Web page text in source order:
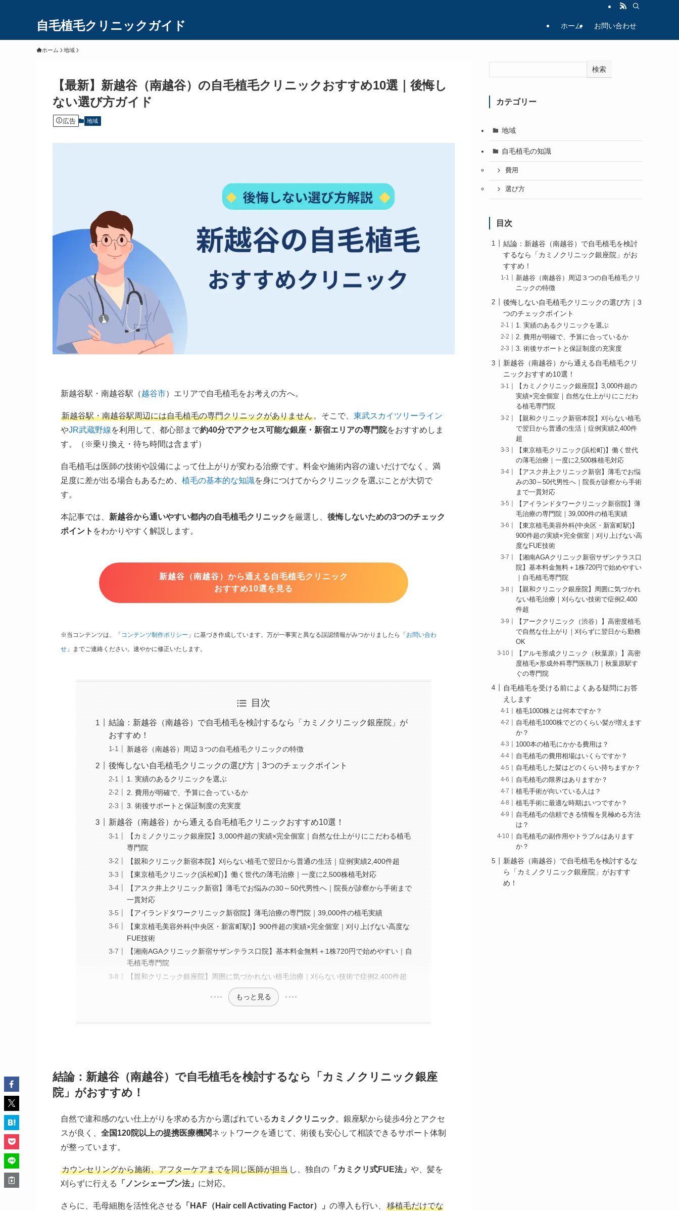
自毛植毛クリニックガイド ホーム お問い合わせ
ホーム 地域
【最新】新越谷（南越谷）の自毛植毛クリニックおすすめ10選｜後悔し
ない選び方ガイド
広告 地域
新越谷駅・南越谷駅（越谷市）エリアで自毛植毛をお考えの方へ。
新越谷駅・南越谷駅周辺には自毛植毛の専門クリニックがありません 。そこで、 東武スカイツリーライン
やJR武蔵野線を利用して、都心部まで約40分でアクセス可能な銀座 ・新宿エリアの専門院をおすすめしま
す。（※乗り換え・待ち時間は含まず）
自毛植毛は医師の技術や設備によって仕上がりが変わる治療です。料金や施術内容の違いだけでなく、満
足度に差が出る場合もあるため、 植毛の基本的な知識を身につけてからクリニックを選ぶことが大切で
す。
本記事では、 新越谷から通いやすい都内の自毛植毛クリニック を厳選し、 後悔しないための3つのチェック
ポイント をわかりやすく解説します。
新越谷（南越谷）から通える自毛植毛クリニック
おすすめ10選を見る
※当コンテンツは、「 コンテンツ制作ポリシー 」に基づき作成しています。万が一事実と異なる誤認情報がみつかりましたら「 お問い合わ
せ 」までご連絡ください。速やかに修正いたします。
目次
結論：新越谷（南越谷）で自毛植毛を検討するなら「カミノクリニック銀座院」が
おすすめ！
新越谷（南越谷）周辺３つの自毛植毛クリニックの特徴
後悔しない自毛植毛クリニックの選び方｜3つのチェックポイント
1. 実績のあるクリニックを選ぶ
2. 費用が明確で、予算に合っているか
3. 術後サポートと保証制度の充実度
新越谷（南越谷）から通える自毛植毛クリニックおすすめ10選！
【カミノクリニック銀座院】3,000件超の実績×完全個室｜自然な仕上がりにこだわる植毛
専門院
【親和クリニック新宿本院】刈らない植毛で翌日から普通の生活｜症例実績2,400件超
【東京植毛クリニック(浜松町)】働く世代の薄毛治療｜一度に2,500株植毛対応
【アスク井上クリニック新宿】薄毛でお悩みの30～50代男性へ｜院長が診察から手術まで
一貫対応
【アイランドタワークリニック新宿院】薄毛治療の専門院｜39,000件の植毛実績
【東京植毛美容外科(中央区・新富町駅)】900件超の実績×完全個室｜刈り上げない高度な
FUE技術
【湘南AGAクリニック新宿サザンテラス口院】基本料金無料＋1株720円で始めやすい｜自
毛植毛専門院
【親和クリニック銀座院】周囲に気づかれない植毛治療｜刈らない技術で症例2,400件超
もっと見る
結論：新越谷（南越谷）で自毛植毛を検討するなら「カミノクリニック銀座
院」がおすすめ！
自然で違和感のない仕上がりを求める方から選ばれている カミノクリニック 。銀座駅から徒歩4分とアクセ
スが良く、 全国120院以上の提携医療機関ネットワークを通じて、術後も安心して相談できるサポート体制
が整っています。
カウンセリングから施術、アフターケアまでを同じ医師が担当 し、独自の 「カミクリ式FUE法」 や、髪を
刈らずに行える
「ノンシェーブン法」 に対応。
さらに、毛母細胞を活性化させる 「HAF（Hair cell Activating Factor）」 の導入も行い、
移植毛だけでな
検索
カテゴリー
地域
自毛植毛の知識
費用
選び方
目次
結論：新越谷（南越谷）で自毛植毛を検討
するなら「カミノクリニック銀座院」がお
すすめ！
新越谷（南越谷）周辺３つの自毛植毛クリ
ニックの特徴
後悔しない自毛植毛クリニックの選び方｜3
つのチェックポイント
1. 実績のあるクリニックを選ぶ
2. 費用が明確で、予算に合っているか
3. 術後サポートと保証制度の充実度
新越谷（南越谷）から通える自毛植毛クリ
ニックおすすめ10選！
【カミノクリニック銀座院】3,000件超の
実績×完全個室｜自然な仕上がりにこだわ
る植毛専門院
【親和クリニック新宿本院】刈らない植毛
で翌日から普通の生活｜症例実績2,400件
超
【東京植毛クリニック(浜松町)】働く世代
の薄毛治療｜一度に2,500株植毛対応
【アスク井上クリニック新宿】薄毛でお悩
みの30～50代男性へ｜院長が診察から手術
まで一貫対応
【アイランドタワークリニック新宿院】薄
毛治療の専門院｜39,000件の植毛実績
【東京植毛美容外科(中央区・新富町駅)】
900件超の実績×完全個室｜刈り上げない高
度なFUE技術
【湘南AGAクリニック新宿サザンテラス口
院】基本料金無料＋1株720円で始めやすい
｜自毛植毛専門院
【親和クリニック銀座院】周囲に気づかれ
ない植毛治療｜刈らない技術で症例2,400
件超
【アーククリニック（渋谷）】高密度植毛
で自然な仕上がり｜刈らずに翌日から勤務
OK
【アルモ形成クリニック（秋葉原）】高密
度植毛×形成外科専門医執刀｜秋葉原駅す
ぐの専門院
自毛植毛を受ける前によくある疑問にお答
えします
植毛1000株とは何本ですか？
自毛植毛1000株でどのくらい髪が増えます
か？
1000本の植毛にかかる費用は？
自毛植毛の費用相場はいくらですか？
自毛植毛した髪はどのくらい持ちますか？
自毛植毛の限界はありますか？
植毛手術が向いている人は？
植毛手術に最適な時期はいつですか？
自毛植毛の信頼できる情報を見極める方法
は？
自毛植毛の副作用やトラブルはあります
か？
新越谷（南越谷）で自毛植毛を検討するな
ら「カミノクリニック銀座院」がおすす
め！